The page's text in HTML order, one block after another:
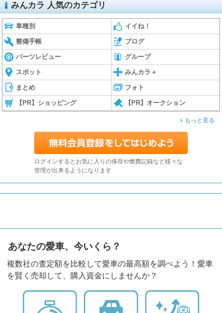
みんカラ 人気のカテゴリ
車種別 イイね！
整備手帳 ブログ
パーツレビュー グループ
スポット みんカラ＋
まとめ フォト
【PR】ショッピング 【PR】オークション
もっと見る
ログインするとお気に入りの保存や燃費記録など様々な
管理が出来るようになります
あなたの愛車、今いくら？
複数社の査定額を比較して愛車の最高額を調べよう！愛車
を賢く売却して、購入資金にしませんか？